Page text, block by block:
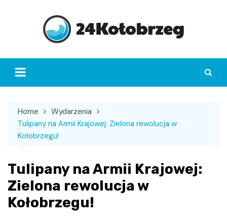
Home
Wydarzenia
Tulipany na Armii Krajowej: Zielona rewolucja w
Kołobrzegu!
Tulipany na Armii Krajowej:
Zielona rewolucja w
Kołobrzegu!